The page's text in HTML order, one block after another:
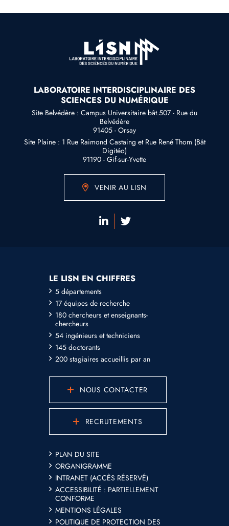
LABORATOIRE INTERDISCIPLINAIRE DES
SCIENCES DU NUMÉRIQUE
Site Belvédère : Campus Universitaire bât.507 - Rue du
Belvédère
91405 - Orsay
Site Plaine : 1 Rue Raimond Castaing et Rue René Thom (Bât
Digitéo)
91190 - Gif-sur-Yvette
VENIR AU LISN
LE LISN EN CHIFFRES
5 départements
17 équipes de recherche
180 chercheurs et enseignants-
chercheurs
54 ingénieurs et techniciens
145 doctorants
200 stagiaires accueillis par an
NOUS CONTACTER
RECRUTEMENTS
PLAN DU SITE
ORGANIGRAMME
INTRANET (ACCÈS RÉSERVÉ)
ACCESSIBILITÉ : PARTIELLEMENT
CONFORME
MENTIONS LÉGALES
POLITIQUE DE PROTECTION DES